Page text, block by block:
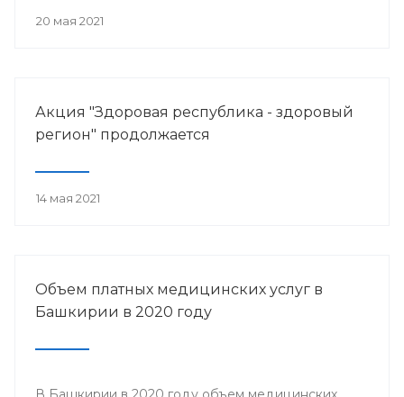
20 мая 2021
Акция "Здоровая республика - здоровый
регион" продолжается
14 мая 2021
Объем платных медицинских услуг в
Башкирии в 2020 году